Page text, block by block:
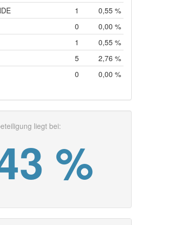
1
0,55 %
0
0,00 %
1
0,55 %
5
2,76 %
0 0,00 %
liegt bei:
%